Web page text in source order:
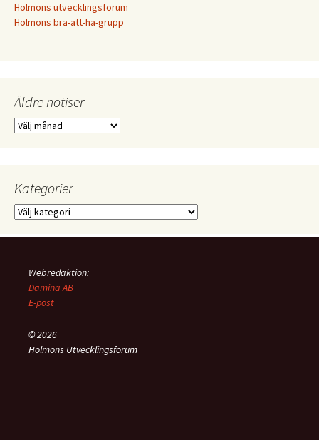
Holmöns utvecklingsforum
Holmöns bra-att-ha-grupp
Äldre notiser
Äldre
Kategorier
Kategorier
Webredaktion:
Damina AB
E-post
© 2026
Holmöns Utvecklingsforum